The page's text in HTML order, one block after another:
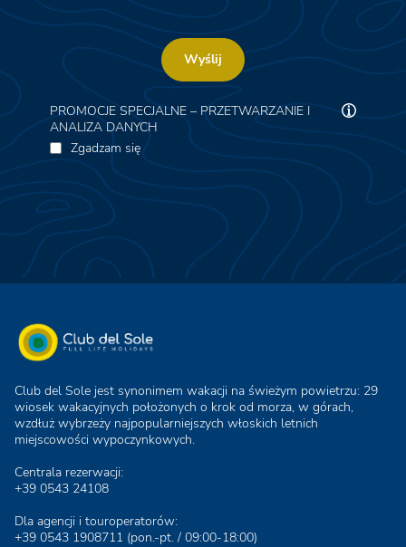
Wyślij
PROMOCJE SPECJALNE – PRZETWARZANIE I
ANALIZA DANYCH
Zgadzam się
Club del Sole jest synonimem wakacji na świeżym powietrzu: 29
wiosek wakacyjnych położonych o krok od morza, w górach,
wzdłuż wybrzeży najpopularniejszych włoskich letnich
miejscowości wypoczynkowych.
Centrala rezerwacji:
+39 0543 24108
Dla agencji i touroperatorów:
+39 0543 1908711 (pon.-pt. / 09:00-18:00)